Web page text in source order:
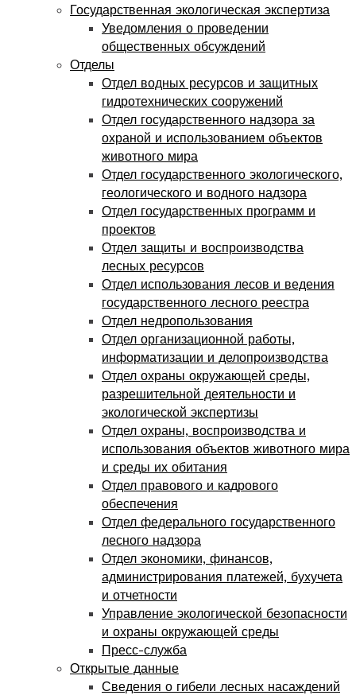
Государственная экологическая экспертиза
Уведомления о проведении
общественных обсуждений
Отделы
Отдел водных ресурсов и защитных
гидротехнических сооружений
Отдел государственного надзора за
охраной и использованием объектов
животного мира
Отдел государственного экологического,
геологического и водного надзора
Отдел государственных программ и
проектов
Отдел защиты и воспроизводства
лесных ресурсов
Отдел использования лесов и ведения
государственного лесного реестра
Отдел недропользования
Отдел организационной работы,
информатизации и делопроизводства
Отдел охраны окружающей среды,
разрешительной деятельности и
экологической экспертизы
Отдел охраны, воспроизводства и
использования объектов животного мира
и среды их обитания
Отдел правового и кадрового
обеспечения
Отдел федерального государственного
лесного надзора
Отдел экономики, финансов,
администрирования платежей, бухучета
и отчетности
Управление экологической безопасности
и охраны окружающей среды
Пресс-служба
Открытые данные
Сведения о гибели лесных насаждений